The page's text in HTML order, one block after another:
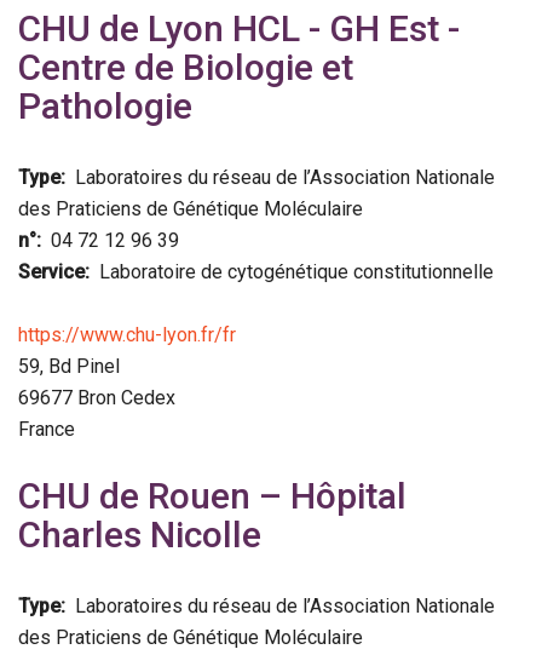
CHU de Lyon HCL - GH Est -
Centre de Biologie et
Pathologie
Type
Laboratoires du réseau de l’Association Nationale
des Praticiens de Génétique Moléculaire
n°
04 72 12 96 39
Service
Laboratoire de cytogénétique constitutionnelle
https://www.chu-lyon.fr/fr
59, Bd Pinel
69677 Bron Cedex
France
CHU de Rouen – Hôpital
Charles Nicolle
Type
Laboratoires du réseau de l’Association Nationale
des Praticiens de Génétique Moléculaire